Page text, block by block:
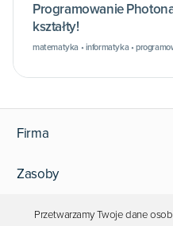
Programowanie
kształty!
matematyka • informatyka •
Firma
Zasoby
Wsparcie
Przetwarzamy Twoje dane